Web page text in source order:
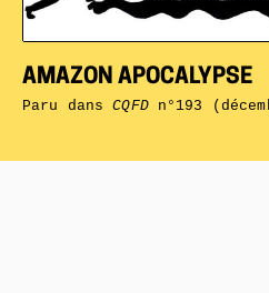
AMAZON APOCALYPSE
Paru dansCQFDn°193